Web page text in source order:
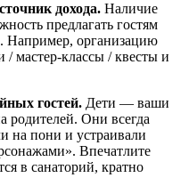
дохода. Наличие
предлагать гостям
. Например, организацию
/ мастер-классы / квесты и
гостей. Дети — ваши
родителей. Они всегда
на пони и устраивали
Впечатлите
в санаторий, кратно